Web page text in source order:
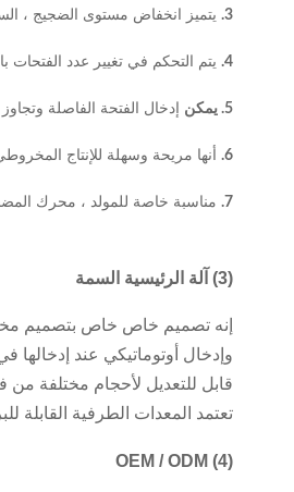
3. يتميز انخفاض مستوى الضجيج ،
4. يتم التحكم في تغيير عدد الفتحات
5. يمكن إدخال الفتحة الفاصلة
6. أنها مريحة وسهلة للإنتاج
7. مناسبة خاصة للمولد ، محرك
(3) آلة الرئيسية السمة
إنه تصميم خاص خاص بتصميم
وإدخال أوتوماتيكي عند
قابل للتعديل لأحجام مختلفة من
تعتمد المعدات الطرفية القابلة
(4)
OEM / ODM